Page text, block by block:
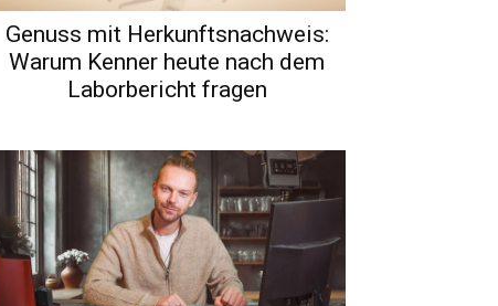
Genuss mit Herkunftsnachweis:
Warum Kenner heute nach dem
Laborbericht fragen